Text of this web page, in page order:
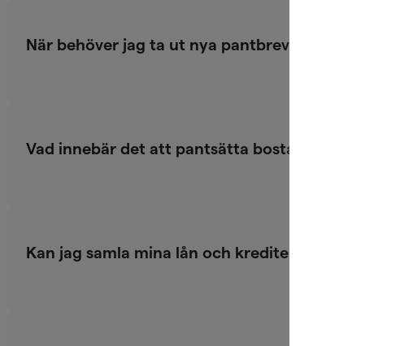
När behöver jag ta ut nya pantbrev?
Vad innebär det att pantsätta bostaden?
Kan jag samla mina lån och krediter i ett bolån?